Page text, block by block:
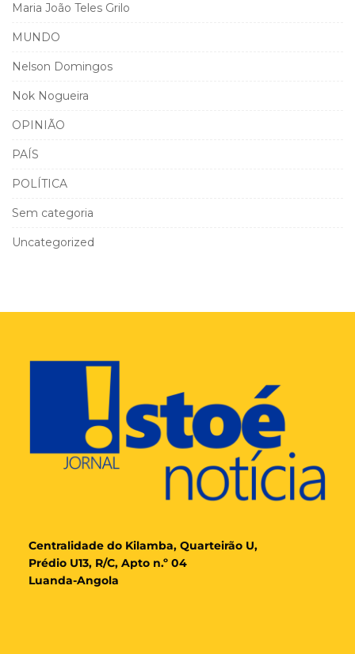
Maria João Teles Grilo
MUNDO
Nelson Domingos
Nok Nogueira
OPINIÃO
PAÍS
POLÍTICA
Sem categoria
Uncategorized
Centralidade do Kilamba, Quarteirão U,
Prédio U13, R/C, Apto n.º 04
Luanda-Angola